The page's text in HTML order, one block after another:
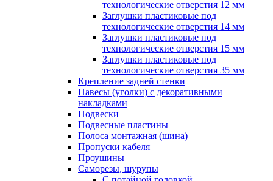
технологические отверстия 12 мм
Заглушки пластиковые под
технологические отверстия 14 мм
Заглушки пластиковые под
технологические отверстия 15 мм
Заглушки пластиковые под
технологические отверстия 35 мм
Крепление задней стенки
Навесы (уголки) с декоративными
накладками
Подвески
Подвесные пластины
Полоса монтажная (шина)
Пропуски кабеля
Проушины
Саморезы, шурупы